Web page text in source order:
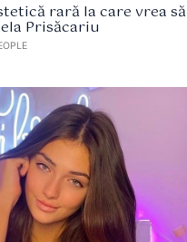
rară la care vrea să
Prisăcariu